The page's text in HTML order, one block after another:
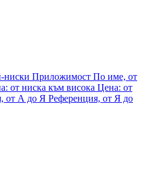
ниски Приложимост По име, от
от ниска към висока Цена: от
от А до Я Референция, от Я до